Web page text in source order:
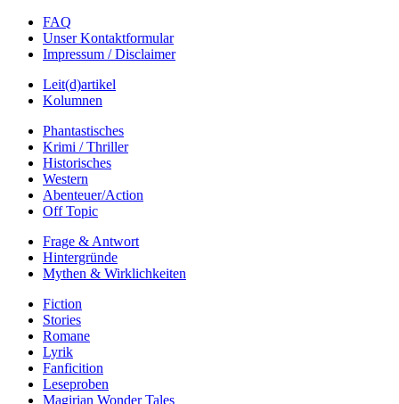
FAQ
Unser Kontaktformular
Impressum / Disclaimer
Leit(d)artikel
Kolumnen
Phantastisches
Krimi / Thriller
Historisches
Western
Abenteuer/Action
Off Topic
Frage & Antwort
Hintergründe
Mythen & Wirklichkeiten
Fiction
Stories
Romane
Lyrik
Fanficition
Leseproben
Magirian Wonder Tales